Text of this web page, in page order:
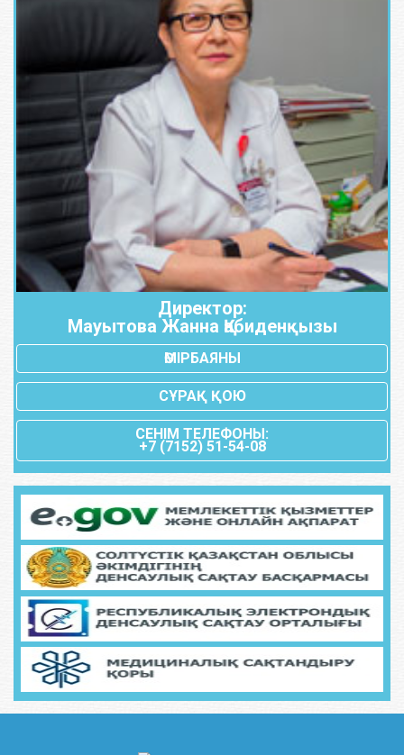
Директор:
Мауытова Жанна Қабиденқызы
ӨМІРБАЯНЫ
СҰРАҚ ҚОЮ
СЕНIМ ТЕЛЕФОНЫ:
+7 (7152) 51-54-08